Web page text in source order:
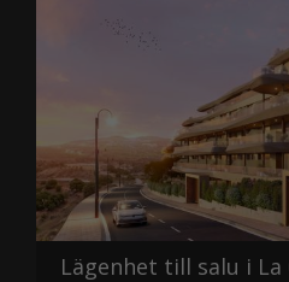
Lägenhet till salu i La